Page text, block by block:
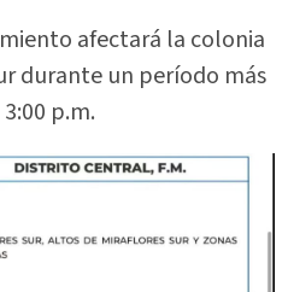
afectará la colonia
durante un período más
p.m.